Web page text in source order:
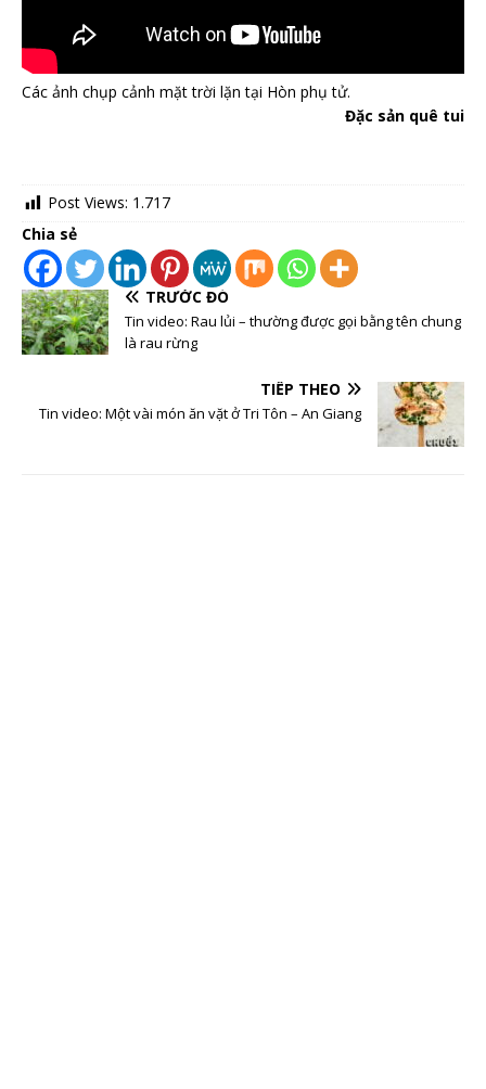
Các ảnh chụp cảnh mặt trời lặn tại Hòn phụ tử.
Đặc sản quê tui
Post Views: 1.717
Chia sẻ
TRƯỚC ĐÓ
Tin video: Rau lủi – thường được gọi bằng tên chung
là rau rừng
TIẾP THEO
Tin video: Một vài món ăn vặt ở Tri Tôn – An Giang